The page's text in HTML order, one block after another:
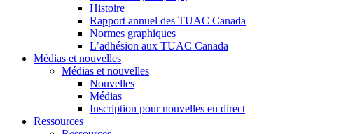
Histoire
Rapport annuel des TUAC Canada
Normes graphiques
L’adhésion aux TUAC Canada
Médias et nouvelles
Médias et nouvelles
Nouvelles
Médias
Inscription pour nouvelles en direct
Ressources